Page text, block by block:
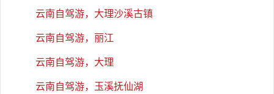
云南自驾游，大理沙溪古镇
云南自驾游，丽江
云南自驾游，大理
云南自驾游，玉溪抚仙湖